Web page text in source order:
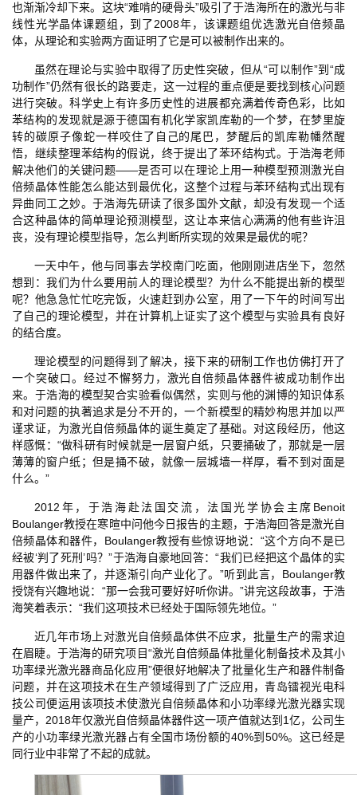
也渐渐冷却下来。这块“难啃的硬骨头”吸引了于浩海所在的激光与非
线性光学晶体课题组，到了2008年，该课题组优选激光自倍频晶
体，从理论和实验两方面证明了它是可以被制作出来的。
虽然在理论与实验中取得了历史性突破，但从“可以制作”到“成
功制作”仍然有很长的路要走，这一过程的重点便是要找到核心问题
进行突破。科学史上有许多历史性的进展都充满着传奇色彩，比如
苯结构的发现就是源于德国有机化学家凯库勒的一个梦，在梦里旋
转的碳原子像蛇一样咬住了自己的尾巴，梦醒后的凯库勒幡然醒
悟，继续整理苯结构的假说，终于提出了苯环结构式。于浩海老师
解决他们的关键问题——是否可以在理论上用一种模型预测激光自
倍频晶体性能怎么能达到最优化，这整个过程与苯环结构式出现有
异曲同工之妙。于浩海先研读了很多国外文献，却没有发现一个适
合这种晶体的简单理论预测模型，这让本来信心满满的他有些许沮
丧，没有理论模型指导，怎么判断所实现的效果是最优的呢？
一天中午，他与同事去学校南门吃面，他刚刚进店坐下，忽然
想到：我们为什么要用前人的理论模型？为什么不能提出新的模型
呢？他急急忙忙吃完饭，火速赶到办公室，用了一下午的时间写出
了自己的理论模型，并在计算机上证实了这个模型与实验具有良好
的结合度。
理论模型的问题得到了解决，接下来的研制工作也仿佛打开了
一个突破口。经过不懈努力，激光自倍频晶体器件被成功制作出
来。于浩海的模型契合实验看似偶然，实则与他的渊博的知识体系
和对问题的执著追求是分不开的，一个新模型的精妙构思并加以严
谨求证，为激光自倍频晶体的诞生奠定了基础。对这段经历，他这
样感慨：“做科研有时候就是一层窗户纸，只要捅破了，那就是一层
薄薄的窗户纸；但是捅不破，就像一层城墙一样厚，看不到对面是
什么。”
2012年，于浩海赴法国交流，法国光学协会主席Benoit
Boulanger教授在寒暄中问他今日报告的主题，于浩海回答是激光自
倍频晶体和器件，Boulanger教授有些惊讶地说：“这个方向不是已
经被‘判了死刑’吗？”于浩海自豪地回答：“我们已经把这个晶体的实
用器件做出来了，并逐渐引向产业化了。”听到此言，Boulanger教
授饶有兴趣地说：“那一会我可要好好听你讲。”讲完这段故事，于浩
海笑着表示：“我们这项技术已经处于国际领先地位。”
近几年市场上对激光自倍频晶体供不应求，批量生产的需求迫
在眉睫。于浩海的研究项目“激光自倍频晶体批量化制备技术及其小
功率绿光激光器商品化应用”便很好地解决了批量化生产和器件制备
问题，并在这项技术在生产领域得到了广泛应用，青岛镭视光电科
技公司便运用该项技术使激光自倍频晶体和小功率绿光激光器实现
量产，2018年仅激光自倍频晶体器件这一项产值就达到1亿，公司生
产的小功率绿光激光器占有全国市场份额的40%到50%。这已经是
同行业中非常了不起的成就。